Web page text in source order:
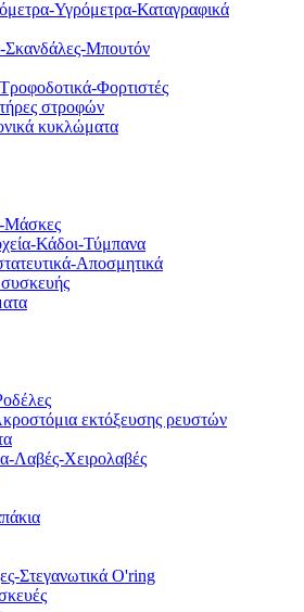
Υγρόμετρα-Καταγραφικά
Μπουτόν
Φορτιστές
στροφών
κυκλώματα
Μάσκες
Κάδοι-Τύμπανα
Αποσμητικά
εκτόξευσης ρευστών
Λαβές-Χειρολαβές
Στεγανωτικά O'ring